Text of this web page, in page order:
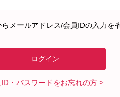
い。
含みます）については、先生の
弊社は、個人情報を除いた当該
らメールアドレス/会員IDの入力を
ID・パスワードをお忘れの方